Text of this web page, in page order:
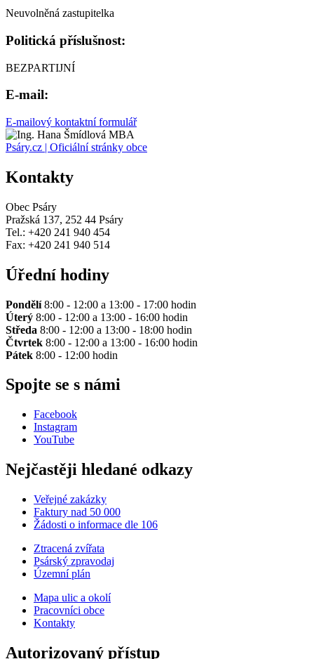
Neuvolněná zastupitelka
Politická příslušnost:
BEZPARTIJNÍ
E-mail:
E-mailový kontaktní formulář
Psáry.cz | Oficiální stránky obce
Kontakty
Obec Psáry
Pražská 137, 252 44 Psáry
Tel.: +420 241 940 454
Fax: +420 241 940 514
Úřední hodiny
Pondělí8:00 - 12:00 a 13:00 - 17:00 hodin
Úterý 8:00 - 12:00 a 13:00 - 16:00 hodin
Středa 8:00 - 12:00 a 13:00 - 18:00 hodin
Čtvrtek 8:00 - 12:00 a 13:00 - 16:00 hodin
Pátek 8:00 - 12:00 hodin
Spojte se s námi
Facebook
Instagram
YouTube
Nejčastěji hledané odkazy
Veřejné zakázky
Faktury nad 50 000
Žádosti o informace dle 106
Ztracená zvířata
Psárský zpravodaj
Územní plán
Mapa ulic a okolí
Pracovníci obce
Kontakty
Autorizovaný přístup